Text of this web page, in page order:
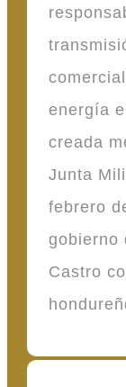
energía
creada
Junta
febrero
gobierno
Castro